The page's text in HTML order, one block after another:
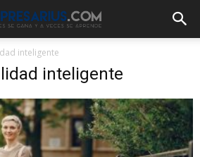
inteligente
inteligente